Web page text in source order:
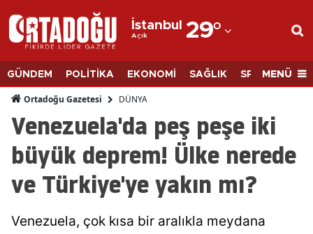
İstanbul
Açık 29°
Adana
Adıyaman
Afyonkarahisar
Ağrı
Amasya
Ankara
Antalya
GÜNDEM POLİTİKA EKONOMİ SAĞLIK SPORMENÜ
Ortadoğu Gazetesi DÜNYA
Venezuela'da peş peşe iki
büyük deprem! Ülke nerede
ve Türkiye'ye yakın mı?
Venezuela, çok kısa bir aralıkla meydana